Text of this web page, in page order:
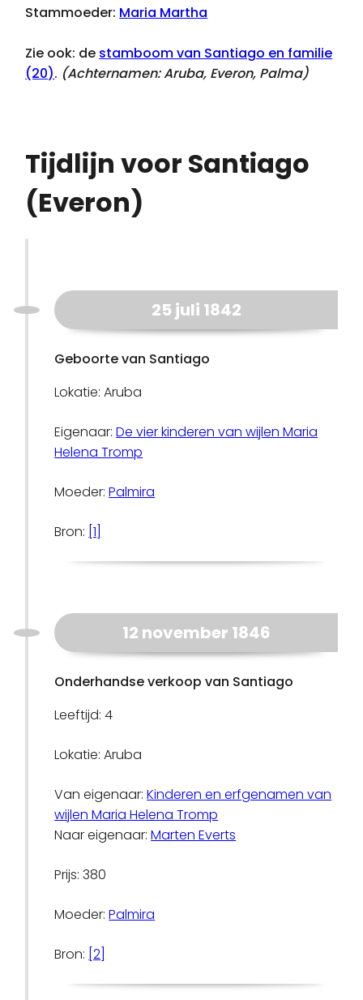
Stammoeder: Maria Martha
Zie ook: de stamboom van Santiago en familie
(20). (Achternamen:Aruba, Everon, Palma)
Tijdlijn voor Santiago
(Everon)
25 juli 1842
Geboorte van Santiago
Lokatie: Aruba
Eigenaar:De vier kinderen van wijlen Maria
Helena Tromp
Moeder:Palmira
Bron: [1]
12 november 1846
Onderhandse verkoop van Santiago
Leeftijd: 4
Lokatie: Aruba
Van eigenaar:Kinderen en erfgenamen van
wijlen Maria Helena Tromp
Naar eigenaar:Marten Everts
Prijs: 380
Moeder:Palmira
Bron: [2]